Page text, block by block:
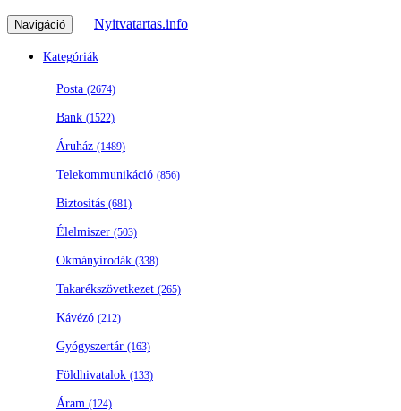
Navigáció Nyitvatartas.info
Kategóriák
Posta (2674)
Bank (1522)
Áruház (1489)
Telekommunikáció (856)
Biztositás (681)
Élelmiszer (503)
Okmányirodák (338)
Takarékszövetkezet (265)
Kávézó (212)
Gyógyszertár (163)
Földhivatalok (133)
Áram (124)